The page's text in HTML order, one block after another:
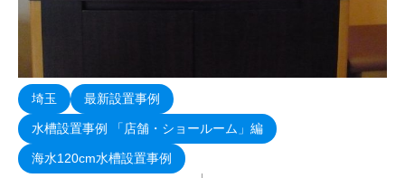
埼玉 最新設置事例
水槽設置事例 「店舗・ショールーム」編
海水120cm水槽設置事例